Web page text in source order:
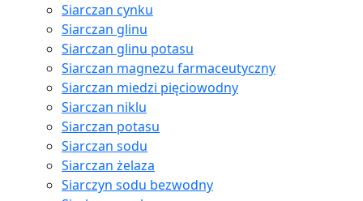
Siarczan cynku
Siarczan glinu
Siarczan glinu potasu
Siarczan magnezu farmaceutyczny
Siarczan miedzi pięciowodny
Siarczan niklu
Siarczan potasu
Siarczan sodu
Siarczan żelaza
Siarczyn sodu bezwodny